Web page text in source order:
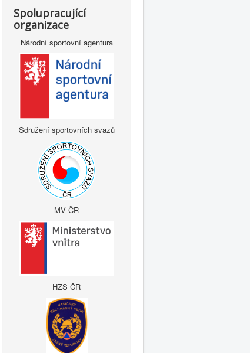
Spolupracující
organizace
Národní sportovní agentura
Sdružení sportovních svazů
MV ČR
HZS ČR